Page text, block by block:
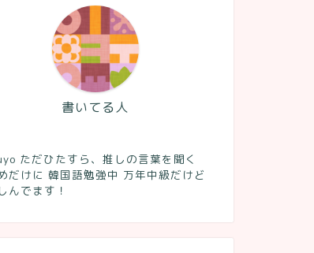
書いてる人
ただひたすら、推しの言葉を聞く
だけに 韓国語勉強中 万年中級だけど
んでます！